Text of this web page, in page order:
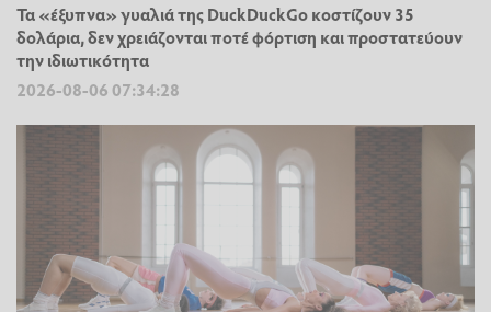
Τα «έξυπνα» γυαλιά της DuckDuckGo κοστίζουν 35
δολάρια, δεν χρειάζονται ποτέ φόρτιση και προστατεύουν
την ιδιωτικότητα
2026-08-06 07:34:28